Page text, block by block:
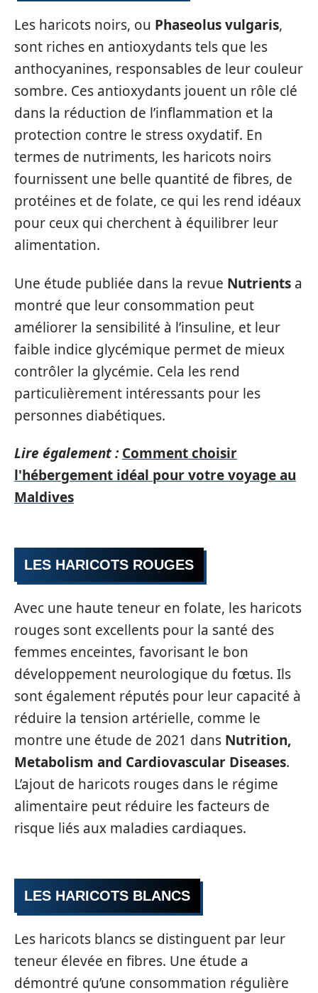
Les haricots noirs, ou Phaseolus vulgaris,
sont riches en antioxydants tels que les
anthocyanines, responsables de leur couleur
sombre. Ces antioxydants jouent un rôle clé
dans la réduction de l’inflammation et la
protection contre le stress oxydatif. En
termes de nutriments, les haricots noirs
fournissent une belle quantité de fibres, de
protéines et de folate, ce qui les rend idéaux
pour ceux qui cherchent à équilibrer leur
alimentation.
Une étude publiée dans la revue Nutrients a
montré que leur consommation peut
améliorer la sensibilité à l’insuline, et leur
faible indice glycémique permet de mieux
contrôler la glycémie. Cela les rend
particulièrement intéressants pour les
personnes diabétiques.
Lire également : Comment choisir
l'hébergement idéal pour votre voyage au
Maldives
LES HARICOTS ROUGES
Avec une haute teneur en folate, les haricots
rouges sont excellents pour la santé des
femmes enceintes, favorisant le bon
développement neurologique du fœtus. Ils
sont également réputés pour leur capacité à
réduire la tension artérielle, comme le
montre une étude de 2021 dans Nutrition,
Metabolism and Cardiovascular Diseases.
L’ajout de haricots rouges dans le régime
alimentaire peut réduire les facteurs de
risque liés aux maladies cardiaques.
LES HARICOTS BLANCS
Les haricots blancs se distinguent par leur
teneur élevée en fibres. Une étude a
démontré qu’une consommation régulière